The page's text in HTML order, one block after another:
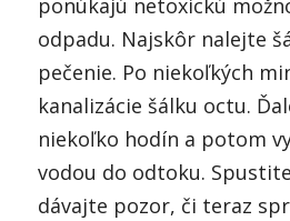
ponúkajú netoxickú
odpadu. Najskôr nalejte
pečenie. Po niekoľkých
kanalizácie šálku octu.
niekoľko hodín a potom
vodou do odtoku.
dávajte pozor, či teraz